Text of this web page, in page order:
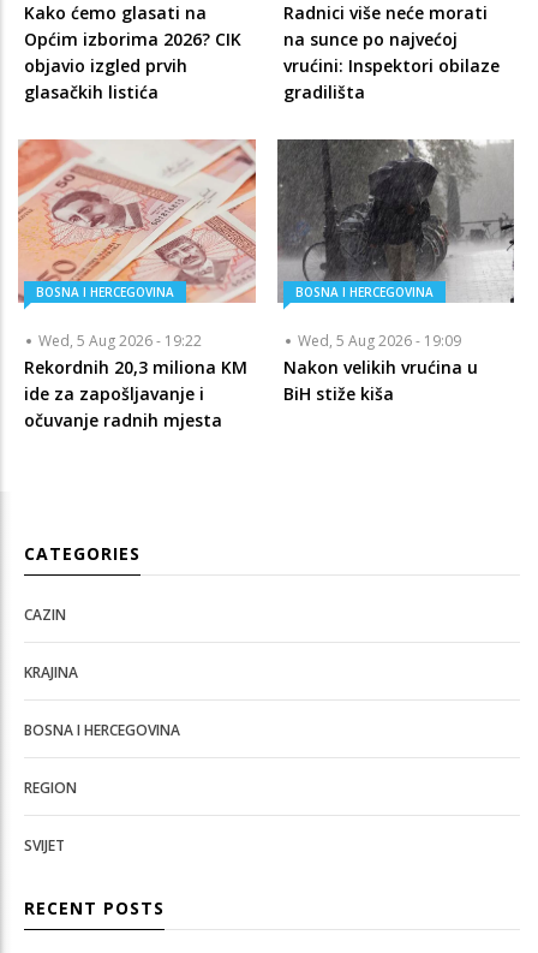
Kako ćemo glasati na
Općim izborima 2026? CIK
objavio izgled prvih
glasačkih listića
Radnici više neće morati
na sunce po najvećoj
vrućini: Inspektori obilaze
gradilišta
BOSNA I HERCEGOVINA
Wed, 5 Aug 2026 - 19:22
Rekordnih 20,3 miliona KM
ide za zapošljavanje i
očuvanje radnih mjesta
BOSNA I HERCEGOVINA
Wed, 5 Aug 2026 - 19:09
Nakon velikih vrućina u
BiH stiže kiša
CATEGORIES
CAZIN
KRAJINA
BOSNA I HERCEGOVINA
REGION
SVIJET
RECENT POSTS